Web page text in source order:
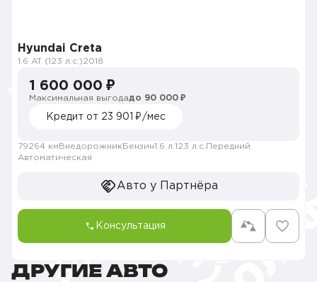
Hyundai Creta
1.6 AT (123 л.с.)2018
1 600 000 ₽
Максимальная выгодадо 90 000 ₽
Кредит от 23 901 ₽/мес
79264 км Внедорожник Бензин1.6 л. 123 л.с. Передний
Автоматическая
Авто у Партнёра
Консультация
ДРУГИЕ АВТО